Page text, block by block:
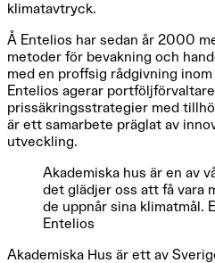
klimatavtryck.
Å Entelios har sedan år 2000
metoder för bevakning och
med en proffsig rådgivning
Entelios agerar
prissäkringsstrategier med
är ett samarbete präglat av
utveckling.
Akademiska hus är en av
det glädjer oss att få vara
de uppnår sina klimatmål.
Entelios
Akademiska Hus är ett av